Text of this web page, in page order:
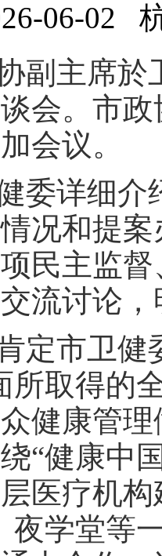
06-02
副主席於
会。市
会议。
委详细介
况和提
民主监
流讨论
定市卫健
所取得的
健康管
“健康中
医疗机
夜学堂等